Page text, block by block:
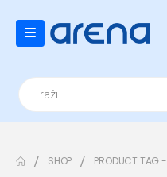
Products
search
SHOP PRODUCT TAG -